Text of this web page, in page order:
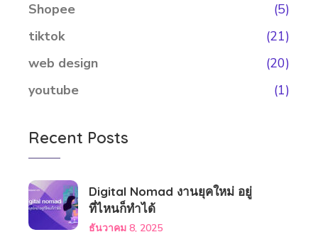
Shopee
(5)
tiktok
(21)
web design
(20)
youtube
(1)
Recent Posts
Digital Nomad งานยุคใหม่ อยู่
ที่ไหนก็ทำได้
ธันวาคม 8, 2025